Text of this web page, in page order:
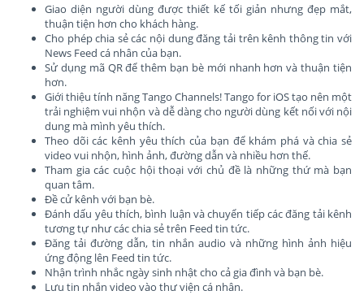
Giao diện người dùng được thiết kế tối giản nhưng đẹp mắt,
thuận tiện hơn cho khách hàng.
Cho phép chia sẻ các nội dung đăng tải trên kênh thông tin với
News Feed cá nhân của bạn.
Sử dụng mã QR để thêm bạn bè mới nhanh hơn và thuận tiện
hơn.
Giới thiệu tính năng Tango Channels! Tango for iOS tạo nên một
trải nghiệm vui nhộn và dễ dàng cho người dùng kết nối với nội
dung mà mình yêu thích.
Theo dõi các kênh yêu thích của bạn để khám phá và chia sẻ
video vui nhộn, hình ảnh, đường dẫn và nhiều hơn thế.
Tham gia các cuộc hội thoại với chủ đề là những thứ mà bạn
quan tâm.
Đề cử kênh với bạn bè.
Đánh dấu yêu thích, bình luận và chuyển tiếp các đăng tải kênh
tương tự như các chia sẻ trên Feed tin tức.
Đăng tải đường dẫn, tin nhắn audio và những hình ảnh hiệu
ứng động lên Feed tin tức.
Nhận trình nhắc ngày sinh nhật cho cả gia đình và bạn bè.
Lưu tin nhắn video vào thư viện cá nhân.